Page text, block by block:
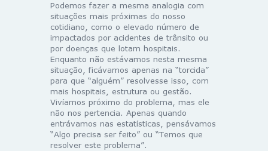
Podemos fazer a mesma analogia com
situações mais próximas do nosso
cotidiano, como o elevado número de
impactados por acidentes de trânsito ou
por doenças que lotam hospitais.
Enquanto não estávamos nesta mesma
situação, ficávamos apenas na “torcida”
para que “alguém” resolvesse isso, com
mais hospitais, estrutura ou gestão.
Vivíamos próximo do problema, mas ele
não nos pertencia. Apenas quando
entrávamos nas estatísticas, pensávamos
“Algo precisa ser feito” ou “Temos que
resolver este problema”.